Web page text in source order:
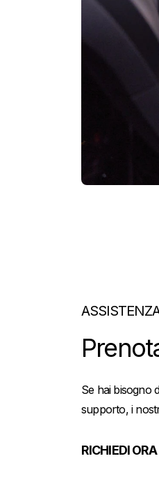
Se hai bisogno
supporto, i
RICHIEDI ORA